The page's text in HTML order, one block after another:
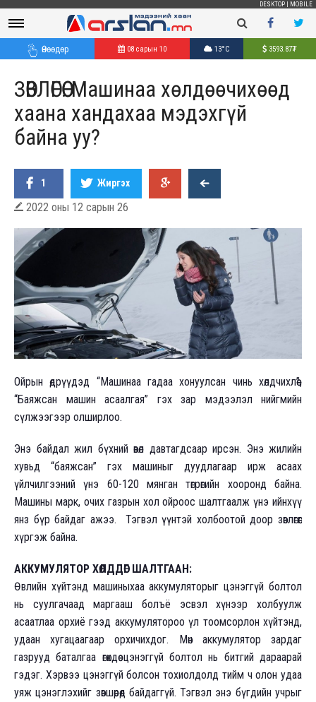
DESKTOP MOBILE
Өнөөдөр 08 сарын 10 13°C 3593.87₮
ЗӨВЛӨГӨӨ: Машинаа хөлдөөчихөөд
хаана хандахаа мэдэхгүй
байна уу?
1 Жиргэх
 2022 оны 12 сарын 26
Ойрын өдрүүдэд “Машинаа гадаа хонуулсан чинь хөлдчихлөө”,
“Баяжсан машин асаалгая” гэх зар мэдээлэл нийгмийн
сүлжээгээр олширлоо.
Энэ байдал жил бүхний өвөл давтагдсаар ирсэн. Энэ жилийн
хувьд “баяжсан” гэх машиныг дуудлагаар ирж асаах
үйлчилгээний үнэ 60-120 мянган төгрөгийн хооронд байна.
Машины марк, очих газрын хол ойроос шалтгаалж үнэ ийнхүү
янз бүр байдаг ажээ. Тэгвэл үүнтэй холбоотой доор зөвлөгөөг
хүргэж байна.
АККУМУЛЯТОР ХӨЛДДӨГ ШАЛТГААН:
Өвлийн хүйтэнд машиныхаа аккумуляторыг цэнэггүй болтол
нь суулгачаад маргааш болъё эсвэл хүнээр холбуулж
асаатлаа орхиё гээд аккумулятороо үл тоомсорлон хүйтэнд,
удаан хугацаагаар орхичихдог. Мөн аккумулятор зардаг
газрууд баталгаа өгөхдөө цэнэггүй болтол нь битгий дараарай
гэдэг. Хэрвээ цэнэггүй болсон тохиолдолд тийм ч олон удаа
уяж цэнэглэхийг зөвшөөрөөд байдаггүй. Тэгвэл энэ бүгдийн учрыг